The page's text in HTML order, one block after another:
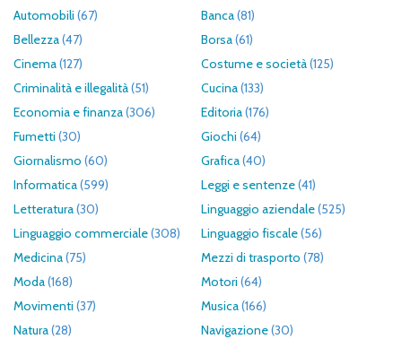
Automobili (67) Banca(81)
Bellezza(47) Borsa(61)
Cinema(127) Costume e società(125)
Criminalità e illegalità(51) Cucina(133)
Economia e finanza(306) Editoria(176)
Fumetti (30) Giochi (64)
Giornalismo (60) Grafica(40)
Informatica(599) Leggi e sentenze(41)
Letteratura(30) Linguaggio aziendale(525)
Linguaggio commerciale(308) Linguaggio fiscale(56)
Medicina(75) Mezzi di trasporto (78)
Moda(168) Motori (64)
Movimenti (37) Musica(166)
Natura(28) Navigazione(30)